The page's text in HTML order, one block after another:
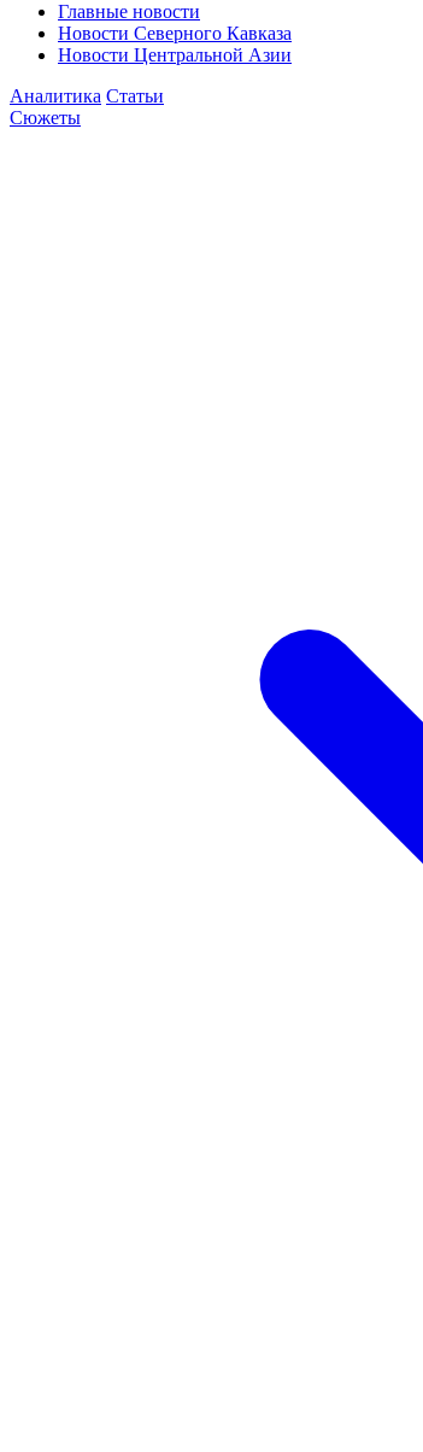
Главные новости
Новости Северного Кавказа
Новости Центральной Азии
Аналитика Статьи
Сюжеты